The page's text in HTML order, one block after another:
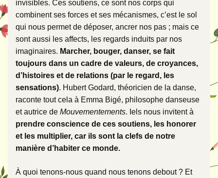
invisibles. Ces soutiens, ce sont nos corps qui
combinent ses forces et ses mécanismes, c’est le sol
qui nous permet de déposer, ancrer nos pas ; mais ce
sont aussi les affects, les regards induits par nos
imaginaires. Marcher, bouger, danser, se fait
toujours dans un cadre de valeurs, de croyances,
d’histoires et de relations (par le regard, les
sensations). Hubert Godard, théoricien de la danse,
raconte tout cela à Emma Bigé, philosophe danseuse
et autrice de Mouvementements
prendre conscience de ces soutiens, les honorer
et les multiplier, car ils sont la clefs de notre
manière d’habiter ce monde.
À quoi tenons-nous quand nous tenons debout ? Et